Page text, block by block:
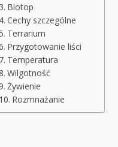
Biotop
Cechy szczególne
Terrarium
Przygotowanie liści
Temperatura
Wilgotność
Żywienie
Rozmnażanie